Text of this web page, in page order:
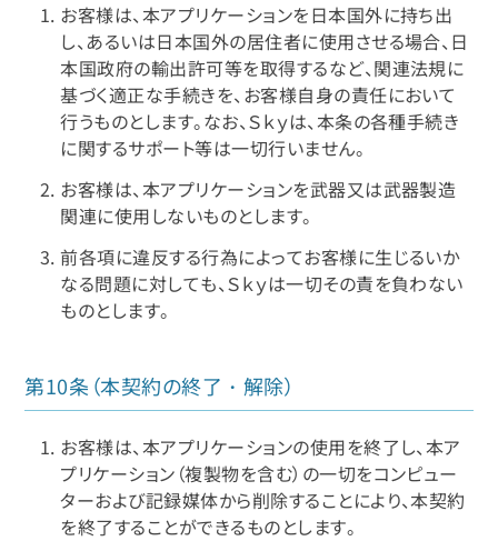
お客様は、本アプリケーションを日本国外に持ち出
し、あるいは日本国外の居住者に使用させる場合、日
本国政府の輸出許可等を取得するなど、関連法規に
基づく適正な手続きを、お客様自身の責任において
行うものとします。なお、Ｓｋｙは、本条の各種手続き
に関するサポート等は一切行いません。
お客様は、本アプリケーションを武器又は武器製造
関連に使用しないものとします。
前各項に違反する行為によってお客様に生じるいか
なる問題に対しても、Ｓｋｙは一切その責を負わない
ものとします。
第10条（本契約の終了・解除）
お客様は、本アプリケーションの使用を終了し、本ア
プリケーション（複製物を含む）の一切をコンピュー
ターおよび記録媒体から削除することにより、本契約
を終了することができるものとします。